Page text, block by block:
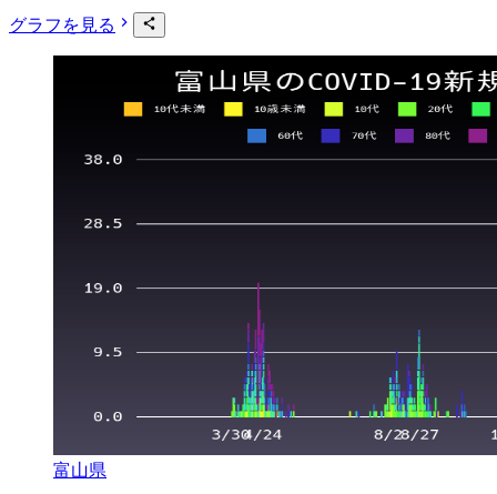
グラフを見る
富山県